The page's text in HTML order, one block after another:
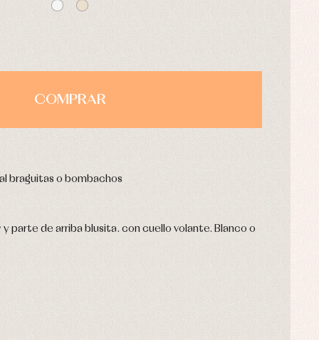
COMPRAR
braguitas o bombachos
y parte de arriba blusita. con cuello volante. Blanco o